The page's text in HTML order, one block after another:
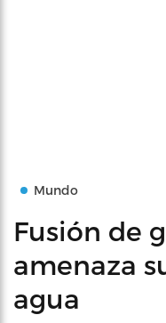
Mundo
Fusión de
amenaza
agua